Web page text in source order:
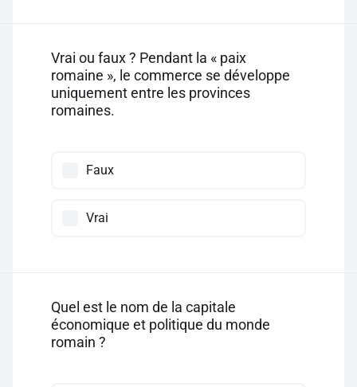
Vrai ou faux ? Pendant la « paix
romaine », le commerce se développe
uniquement entre les provinces
romaines.
Faux
Vrai
Quel est le nom de la capitale
économique et politique du monde
romain ?